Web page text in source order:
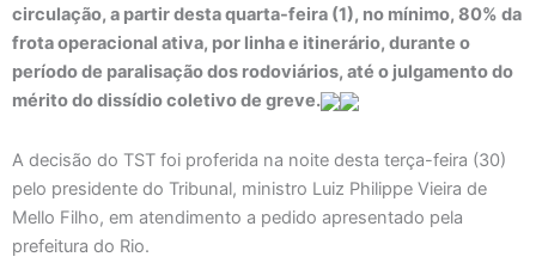
circulação, a partir desta quarta-feira (1), no mínimo, 80% da
frota operacional ativa, por linha e itinerário, durante o
período de paralisação dos rodoviários, até o julgamento do
mérito do dissídio coletivo de greve.
A decisão do TST foi proferida na noite desta terça-feira (30)
pelo presidente do Tribunal, ministro Luiz Philippe Vieira de
Mello Filho, em atendimento a pedido apresentado pela
prefeitura do Rio.